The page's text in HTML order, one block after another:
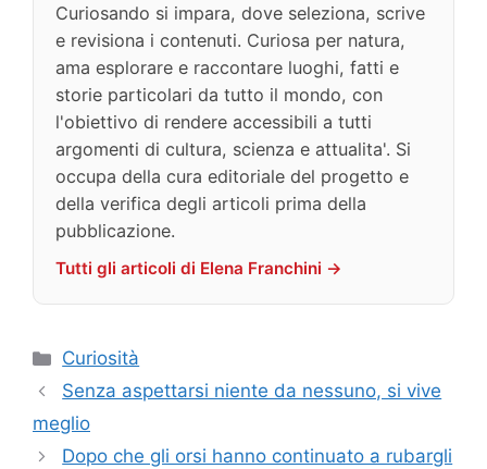
Curiosando si impara, dove seleziona, scrive
e revisiona i contenuti. Curiosa per natura,
ama esplorare e raccontare luoghi, fatti e
storie particolari da tutto il mondo, con
l'obiettivo di rendere accessibili a tutti
argomenti di cultura, scienza e attualita'. Si
occupa della cura editoriale del progetto e
della verifica degli articoli prima della
pubblicazione.
Tutti gli articoli di Elena Franchini →
Categorie
Curiosità
Senza aspettarsi niente da nessuno, si vive
meglio
Dopo che gli orsi hanno continuato a rubargli